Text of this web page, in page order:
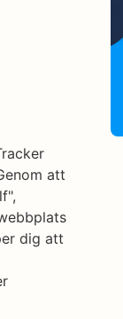
att
dig att